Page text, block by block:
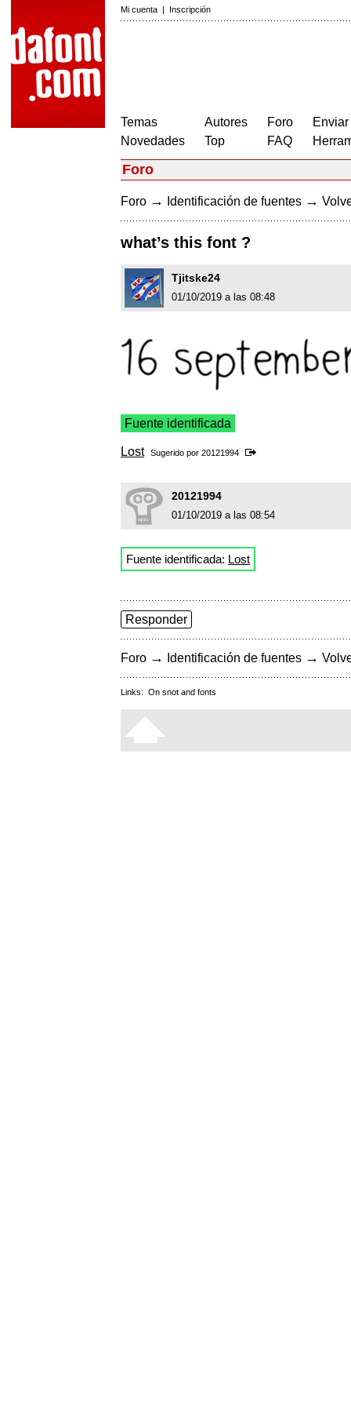
Mi cuenta | Inscripción
Temas
Novedades
Autores
Top
Foro
FAQ
Foro
Foro → Identificación de fuentes →
what’s this font ?
Tjitske24
01/10/2019 a las 08:48
Fuente identificada
Lost Sugerido por 20121994
20121994
01/10/2019 a las 08:54
Fuente identificada: Lost
Responder
Foro → Identificación de fuentes →
Links: On snot and fonts